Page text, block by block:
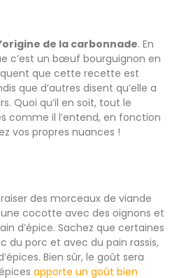
de la carbonnade. En
c’est un bœuf bourguignon en
que cette recette est
que d’autres disent qu’elle a
Quoi qu’il en soit, tout le
comme il l’entend, en fonction
vos propres nuances !
des morceaux de viande
cocotte avec des oignons et
d’épice. Sachez que certaines
du porc et avec du pain rassis,
Bien sûr, le goût sera
apporte un goût bien